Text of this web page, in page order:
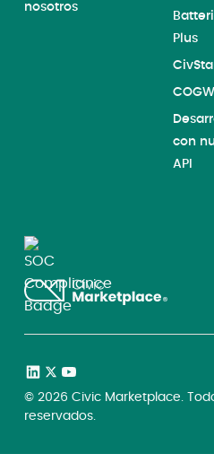
nosotros
Plus
con
API
© 2026 Civic Marketplace.
reservados.